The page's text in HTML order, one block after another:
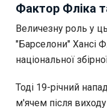
Фактор Фліка
Величезну роль у
"Барселони" Хансі
національної
Тоді 19-річний
м'ячем після